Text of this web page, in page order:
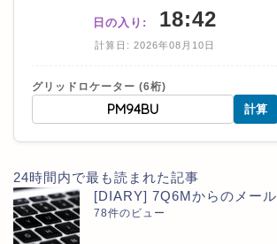
日の入り: 18:42
計算日: 2026年08月10日
グリッドロケーター (6桁)
計算
24時間内で最も読まれた記事
[DIARY] 7Q6Mからのメール
78件のビュー